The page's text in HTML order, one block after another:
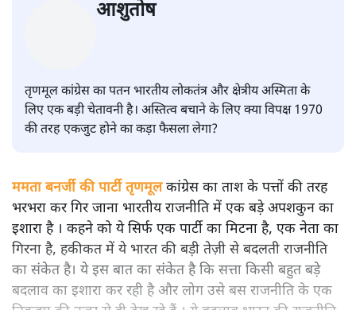
आशुतोष
तृणमूल कांग्रेस का पतन भारतीय लोकतंत्र और क्षेत्रीय अस्मिता के
लिए एक बड़ी चेतावनी है। अस्तित्व बचाने के लिए क्या विपक्ष 1970